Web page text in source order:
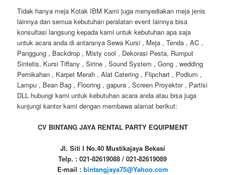
Tidak hanya meja Kotak IBM Kami juga menyediakan meja jenis
lainnya dan semua kebutuhan peralatan event lainnya bisa
konsultasi langsung kepada kami untuk kebutuhan apa saja
untuk acara anda di antaranya Sewa Kursi , Meja , Tenda , AC ,
Panggung , Backdrop , Misty cool , Dekorasi Pesta, Rumput
Sintetis, Kursi Tiffany , Sirine , Sound System , Gong , wedding
Pernikahan , Karpet Merah , Alat Catering , Flipchart , Podium ,
Lampu , Bean Bag , Flooring , gapura , Screen Proyektor , Partisi
DLL hubungi kami untuk kebutuhan acara anda atau bisa juga
kunjungi kantor kami dengan membawa alamat berikut:
CV BINTANG JAYA RENTAL PARTY EQUIPMENT
Jl. Siti I No.40 Mustikajaya Bekasi
Telp. : 021-82619088 / 021-82619089
E-mail : bintangjaya75@Yahoo.com